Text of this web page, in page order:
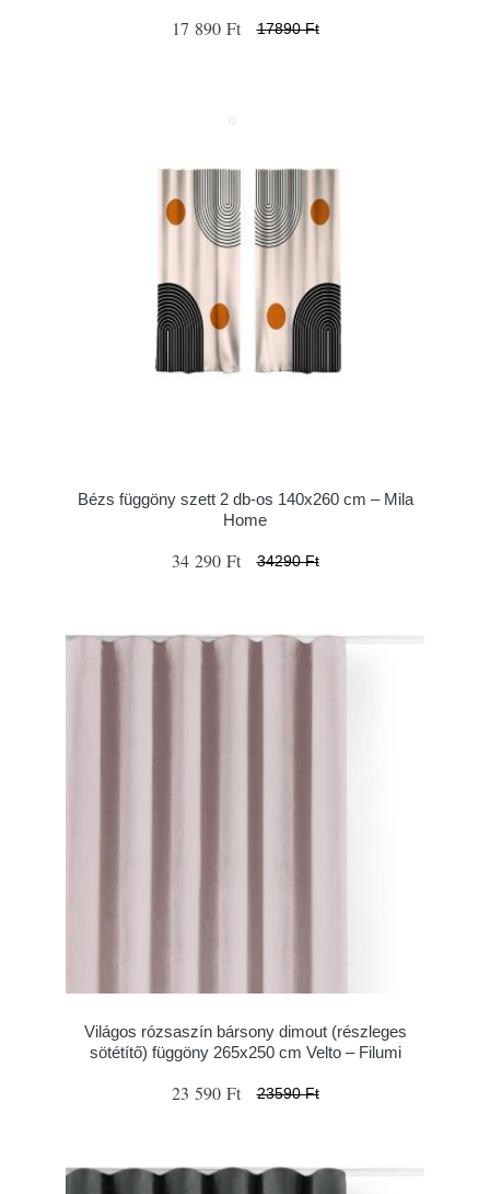
17 890 Ft 17890 Ft
Bézs függöny szett 2 db-os 140x260 cm – Mila
Home
34 290 Ft 34290 Ft
Világos rózsaszín bársony dimout (részleges
sötétítő) függöny 265x250 cm Velto – Filumi
23 590 Ft 23590 Ft